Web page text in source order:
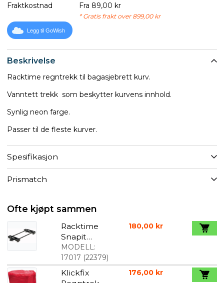
Beskrivelse
Racktime regntrekk til bagasjebrett kurv.
Vanntett trekk som beskytter kurvens innhold.
Synlig neon farge.
Passer til de fleste kurver.
Spesifikasjon
Prismatch
Fraktkostnad
Fra 89,00 kr
* Gratis frakt over 899,00 kr
Legg til GoWish
Ofte kjøpt sammen
Racktime
Snapit
adapter
MODELL:
17017 (22379)
180,00 kr
Klickfix
176,00 kr